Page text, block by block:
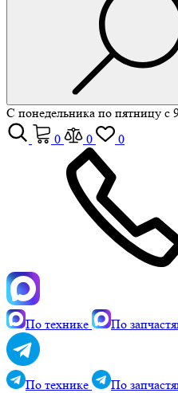
С понедельника по пятницу с
0
0 0
По технике По
По технике По